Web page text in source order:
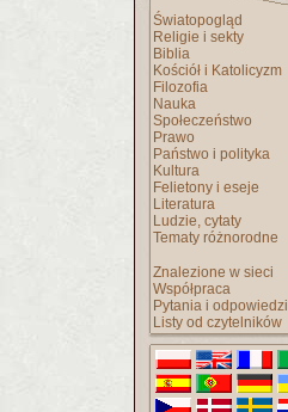
Światopogląd
Religie i sekty
Biblia
Kościół i Katolicyzm
Filozofia
Nauka
Społeczeństwo
Prawo
Państwo i polityka
Kultura
Felietony i eseje
Literatura
Ludzie, cytaty
Tematy różnorodne
Znalezione w sieci
Współpraca
Pytania i odpowiedzi
Listy od czytelników